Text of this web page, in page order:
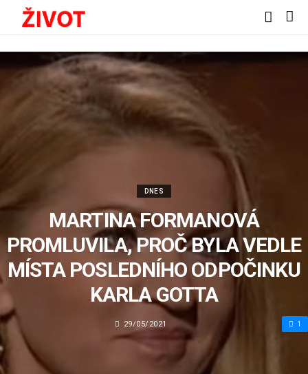
DNES
MARTINA FORMANOVÁ
PROMLUVILA, PROČ BYLA VEDLE
MÍSTA POSLEDNÍHO ODPOČINKU
KARLA GOTTA
29/05/2021 1